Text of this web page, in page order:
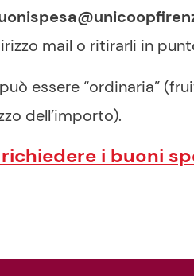
mail o ritirarli in
essere “ordinaria”
dell’importo).
i buoni